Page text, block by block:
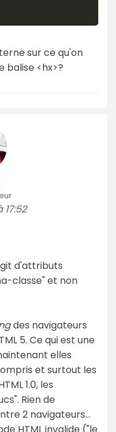
sur ce qu'on
balise <hx>?
17:52
d'attributs
classe" et non
des navigateurs
5. Ce qui est une
elles
et surtout les
1.0, les
Rien de
2 navigateurs…
HTML invalide ("le